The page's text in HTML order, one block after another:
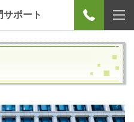
ポート